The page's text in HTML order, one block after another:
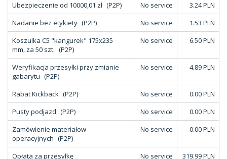
Ubezpieczenie od 10000,01 zł (P2P) No service
3.24 PLN
Nadanie bez etykiety (P2P) No service
1.53 PLN
Koszulka C5 "kangurek" 175x235
mm, za 50 szt. (P2P)
No service 6.50 PLN
Weryfikacja przesyłki przy zmianie
gabarytu (P2P)
No service 4.89 PLN
Rabat Kickback (P2P) No service
0.00 PLN
Pusty podjazd (P2P) No service
0.00 PLN
Zamówienie materiałow
operacyjnych (P2P)
No service 0.00 PLN
Opłata za przesyłkę
No service 319.99 PLN